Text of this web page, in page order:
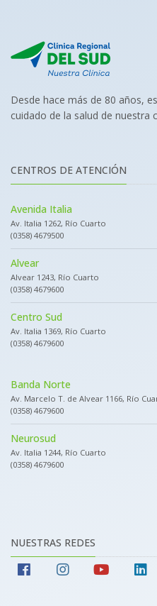
Desde hace más de 80 años,
cuidado de la salud de nuestra
CENTROS DE ATENCIÓN
Avenida Italia
Av. Italia 1262, Río Cuarto
(0358) 4679500
Alvear
Alvear 1243, Río Cuarto
(0358) 4679600
Centro Sud
Av. Italia 1369, Río Cuarto
(0358) 4679600
Banda Norte
Av. Marcelo T. de Alvear 1166, Río
(0358) 4679600
Neurosud
Av. Italia 1244, Río Cuarto
(0358) 4679600
NUESTRAS REDES